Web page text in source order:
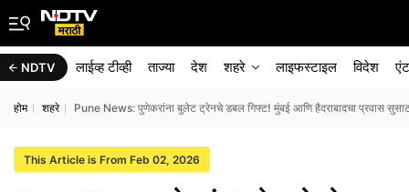
NDTV लाईव्ह टीव्ही ताज्या देश शहरे लाइफस्टाइल विदेश
होम शहरे Pune News: पुणेकरांना बुलेट ट्रेनचे डबल गिफ्ट! मुंबई आणि हैदराबादचा प्रवास
This Article is From Feb 02, 2026